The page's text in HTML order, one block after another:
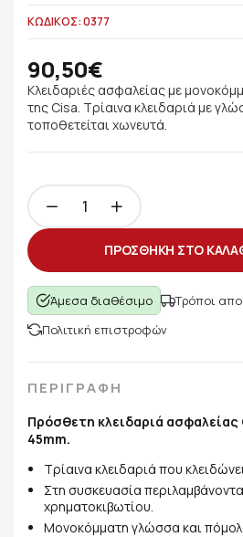
ΚΩΔΙΚΟΣ: 0377
90,50€
Κλειδαριές ασφαλείας με
της Cisa. Τρίαινα κλειδαριά με
τοποθετείται χωνευτά.
ΠΡΟΣΘΗΚΗ ΣΤΟ
Άμεσα διαθέσιμο
Τρόποι
Πολιτική επιστροφών
ΠΕΡΙΓΡΑΦΗ
Πρόσθετη κλειδαριά ασφαλείας
45mm.
Τρίαινα κλειδαριά που
Στη συσκευασία
χρηματοκιβωτίου.
Μονοκόμματη γλώσσα και